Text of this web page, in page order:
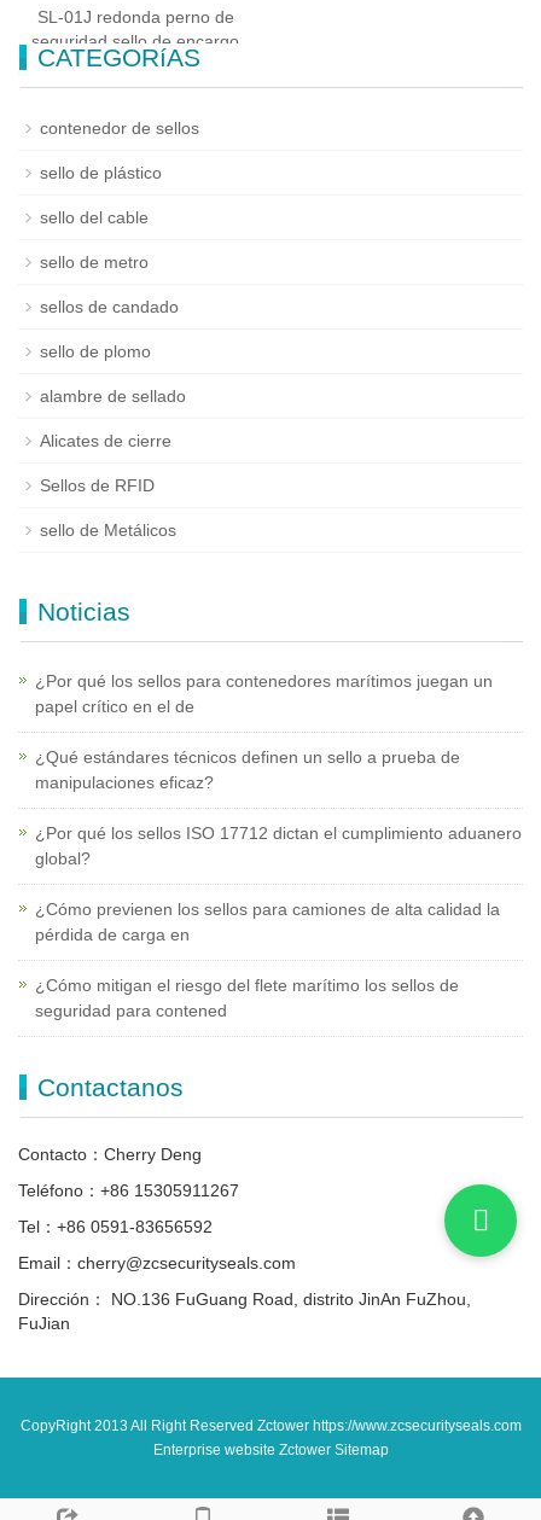
SL-01J redonda perno de
seguridad sello de encargo
sellos de contenedores
CATEGORíAS
contenedor de sellos
sello de plástico
sello del cable
sello de metro
sellos de candado
sello de plomo
alambre de sellado
Alicates de cierre
Sellos de RFID
sello de Metálicos
Noticias
¿Por qué los sellos para contenedores marítimos juegan un
papel crítico en el de
¿Qué estándares técnicos definen un sello a prueba de
manipulaciones eficaz?
¿Por qué los sellos ISO 17712 dictan el cumplimiento aduanero
global?
¿Cómo previenen los sellos para camiones de alta calidad la
pérdida de carga en
¿Cómo mitigan el riesgo del flete marítimo los sellos de
seguridad para contened
Contactanos
Contacto：Cherry Deng
Teléfono：+86 15305911267
Tel：+86 0591-83656592
Email：cherry@zcsecurityseals.com
Dirección： NO.136 FuGuang Road, distrito JinAn FuZhou,
FuJian
CopyRight 2013 All Right Reserved Zctower https://www.zcsecurityseals.com
Enterprise website Zctower Sitemap